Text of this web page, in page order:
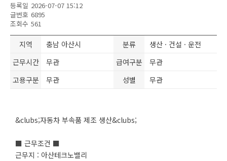
등록일 2026-07-07 15:12
글번호 6895
조회수 561
지역 충남 아산시 분류
생산 · 건설 · 운전
근무시간
무관 급여구분
무관
고용구분
무관 성별 무관
&clubs;자동차 부속품 제조 생산&clubs;
■ 근무조건 ■
근무지 : 아산테크노밸리